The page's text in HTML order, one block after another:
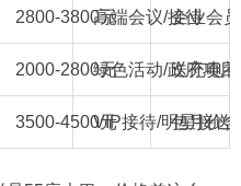
2800-3800元高端会议/接待
企业会
2000-2800元绿色活动/政府项目
送充电
3500-4500元VIP接待/明星接送
包月价